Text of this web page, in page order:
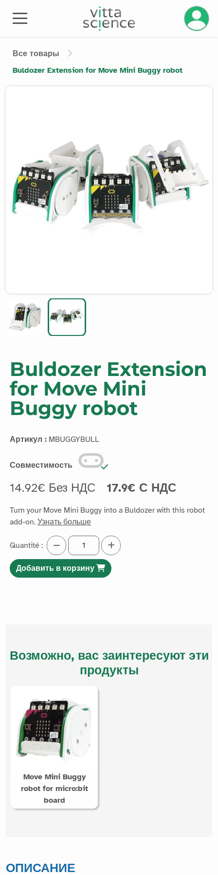
Все товары
Buldozer Extension for Move Mini Buggy robot
Buldozer Extension
for Move Mini
Buggy robot
Артикул : MBUGGYBULL
Совместимость
14.92€ Без НДС 17.9€ С НДС
Turn your Move Mini Buggy into a Buldozer with this robot
add-on. Узнать больше
Quantité :
Добавить в корзину
Возможно, вас заинтересуют эти
продукты
Move Mini Buggy
robot for micro:bit
board
ОПИСАНИЕ